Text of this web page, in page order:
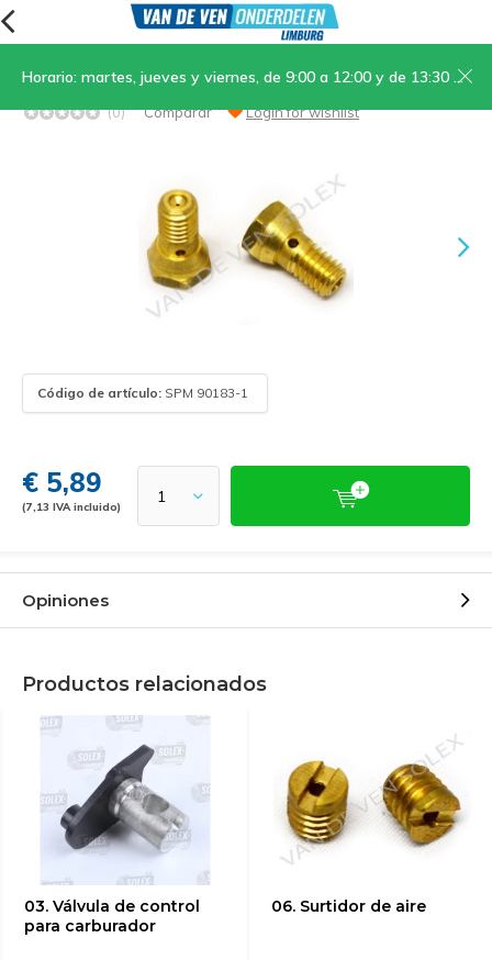
Horario: martes, jueves y viernes, de 9:00 a 12:00 y de 13:30 a 17:00; sábados, de 9:00 a 12:00
14. Chicle de combustible tamaño 26
(0) Comparar Login for wishlist
Código de artículo: SPM 90183-1
€ 5,89
(7,13 IVA incluido)
Opiniones
Productos relacionados
03. Válvula de control
para carburador
06. Surtidor de aire